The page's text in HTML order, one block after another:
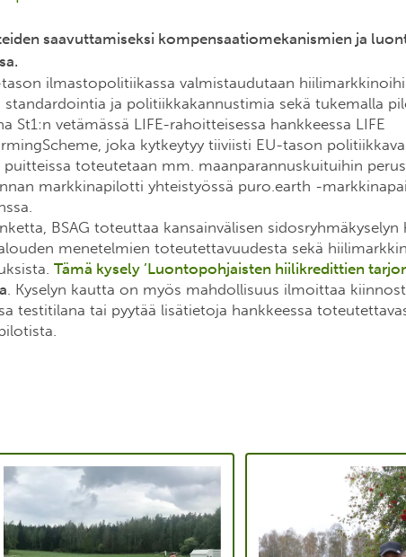
saavuttamiseksi kompensaatiomekanismien ja
ilmastopolitiikassa valmistaudutaan
standardointia ja politiikkakannustimia sekä tukemalla
St1:n vetämässä LIFE-rahoitteisessa hankkeessa LIFE
joka kytkeytyy tiiviisti EU-tason
puitteissa toteutetaan mm. maanparannuskuituihin
markkinapilotti yhteistyössä puro.earth -
BSAG toteuttaa kansainvälisen
menetelmien toteutettavuudesta sekä
Tämä kysely ’Luontopohjaisten hiilikredittien
. Kyselyn kautta on myös mahdollisuus ilmoittaa
testitilana tai pyytää lisätietoja hankkeessa